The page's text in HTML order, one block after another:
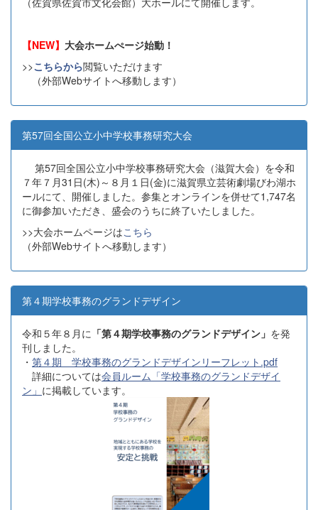
【NEW】 大会ホームぺージ始動！
>>こちらから閲覧いただけます
（外部Webサイトへ移動します）
第57回全国公立小中学校事務研究大会
第57回全国公立小中学校事務研究大会（滋賀大会）を令和
７年７月31日(木)～８月１日(金)に滋賀県立芸術劇場びわ湖ホ
ールにて、開催しました。参集とオンラインを併せて1,747名
に御参加いただき、盛会のうちに終了いたしました。
>>大会ホームページはこちら
（外部Webサイトへ移動します）
第４期学校事務のグランドデザイン
令和５年８月に 「第４期学校事務のグランドデザイン」 を発
刊しました。
・ 第４期 学校事務のグランドデザインリーフレット.pdf
詳細については会員ルーム「学校事務のグランドデザイ
ン」 に掲載しています。